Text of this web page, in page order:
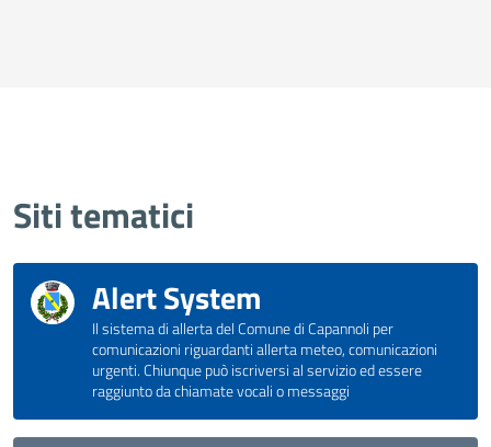
Siti tematici
Alert System
Il sistema di allerta del Comune di Capannoli per
comunicazioni riguardanti allerta meteo, comunicazioni
urgenti. Chiunque può iscriversi al servizio ed essere
raggiunto da chiamate vocali o messaggi